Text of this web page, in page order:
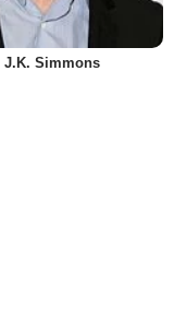
J.K. Simmons